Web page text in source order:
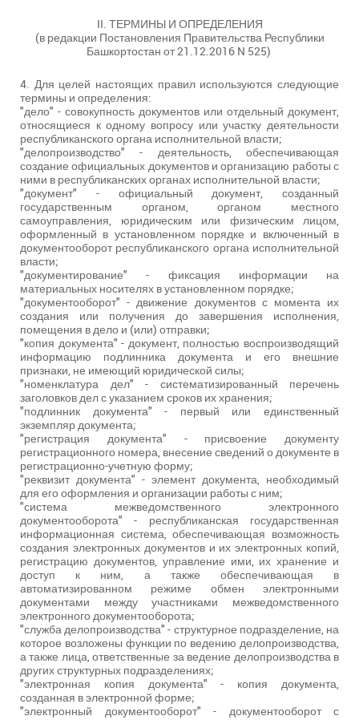
II. ТЕРМИНЫ И ОПРЕДЕЛЕНИЯ
(в редакции Постановления Правительства Республики
Башкортостан от 21.12.2016 N 525)
4. Для целей настоящих правил используются следующие
термины и определения:
"дело" - совокупность документов или отдельный документ,
относящиеся к одному вопросу или участку деятельности
республиканского органа исполнительной власти;
"делопроизводство" - деятельность, обеспечивающая
создание официальных документов и организацию работы с
ними в республиканских органах исполнительной власти;
"документ" - официальный документ, созданный
государственным органом, органом местного
самоуправления, юридическим или физическим лицом,
оформленный в установленном порядке и включенный в
документооборот республиканского органа исполнительной
власти;
"документирование" - фиксация информации на
материальных носителях в установленном порядке;
"документооборот" - движение документов с момента их
создания или получения до завершения исполнения,
помещения в дело и (или) отправки;
"копия документа" - документ, полностью воспроизводящий
информацию подлинника документа и его внешние
признаки, не имеющий юридической силы;
"номенклатура дел" - систематизированный перечень
заголовков дел с указанием сроков их хранения;
"подлинник документа" - первый или единственный
экземпляр документа;
"регистрация документа" - присвоение документу
регистрационного номера, внесение сведений о документе в
регистрационно-учетную форму;
"реквизит документа" - элемент документа, необходимый
для его оформления и организации работы с ним;
"система межведомственного электронного
документооборота" - республиканская государственная
информационная система, обеспечивающая возможность
создания электронных документов и их электронных копий,
регистрацию документов, управление ими, их хранение и
доступ к ним, а также обеспечивающая в
автоматизированном режиме обмен электронными
документами между участниками межведомственного
электронного документооборота;
"служба делопроизводства" - структурное подразделение, на
которое возложены функции по ведению делопроизводства,
а также лица, ответственные за ведение делопроизводства в
других структурных подразделениях;
"электронная копия документа" - копия документа,
созданная в электронной форме;
"электронный документооборот" - документооборот с